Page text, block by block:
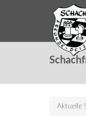
Aktuelle